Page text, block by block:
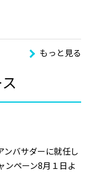
もっと見る
ンバサダーに就任し
ンペーン8月１日よ